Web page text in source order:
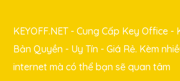
KEYOFF.NET - Cung Cấp Key Office -
Bản Quyền - Uy Tín - Giá Rẻ. Kèm
internet mà có thể bạn sẽ quan tâm